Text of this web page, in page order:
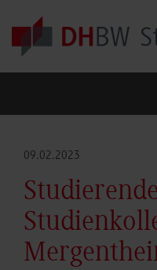
Skip to main content
09.02.2023